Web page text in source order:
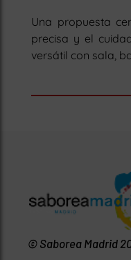
Una propuesta
precisa y el
versátil con sala,
© Saborea Madrid